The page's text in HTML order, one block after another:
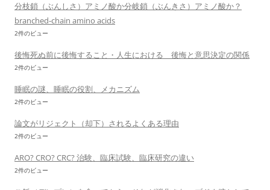
分枝鎖（ぶんしさ）アミノ酸か分岐鎖（ぶんきさ）アミノ酸か？
branched-chain amino acids
2件のビュー
後悔死ぬ前に後悔すること・人生における 後悔と意思決定の関係
2件のビュー
睡眠の謎、睡眠の役割、メカニズム
2件のビュー
論文がリジェクト（却下）されるよくある理由
2件のビュー
ARO? CRO? CRC? 治験、臨床試験、臨床研究の違い
2件のビュー